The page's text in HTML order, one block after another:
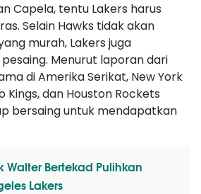
Capela, tentu Lakers harus
Selain Hawks tidak akan
murah, Lakers juga
Menurut laporan dari
di Amerika Serikat, New York
Kings, dan Houston Rockets
bersaing untuk mendapatkan
Walter Bertekad Pulihkan
Lakers